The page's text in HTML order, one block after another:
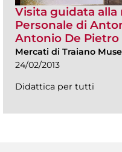
Visita guidata
Personale di
Antonio De Pietro
Mercati di Traiano
24/02/2013
Didattica per tutti